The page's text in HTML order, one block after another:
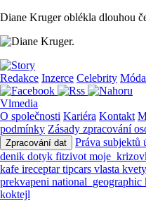
Diane Kruger oblékla dlouhou
Redakce Inzerce Celebrity Móda
Vlmedia
O společnosti Kariéra Kontakt
podmínky Zásady zpracování
Zpracování dat
Práva subjektů
denik dotyk fitzivot
kafe ireceptartipcars vlasta kvety
prekvapeni national_geographic
koktejl